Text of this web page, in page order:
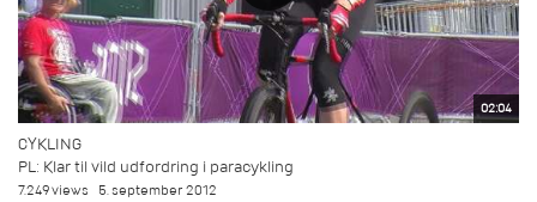
02:04
CYKLING
PL: Klar til vild udfordring i paracykling
7.249 views 5. september 2012